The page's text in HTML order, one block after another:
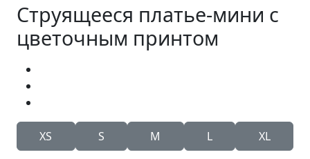
Струящееся платье-мини с
цветочным принтом
XS S M L XL